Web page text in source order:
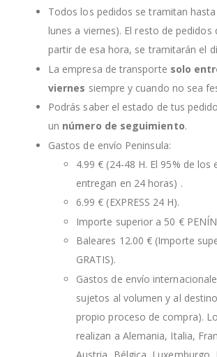
Todos los pedidos se tramitan
lunes a viernes). El resto de pedidos
partir de esa hora, se tramitarán el
La empresa de transporte solo
viernes siempre y cuando no sea
Podrás saber el estado de tus
un número de seguimiento.
Gastos de envío Peninsula:
4.99 € (24-48 H. El 95% de los
entregan en 24 horas) .
6.99 € (EXPRESS 24 H).
Importe superior a 50 €
Baleares 12.00 € (Importe
GRATIS).
Gastos de envío
sujetos al volumen y al
propio proceso de compra).
realizan a Alemania, Italia,